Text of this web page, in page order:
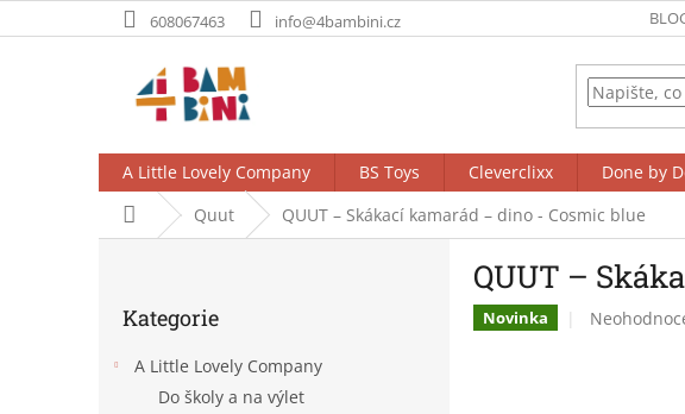
na
608067463 info@4bambini.cz
A Little Lovely Company BS Toys Cleverclixx Done by
Domů Quut QUUT – Skákací kamarád – dino - Cosmic blue
kategorie
Kategorie
A Little Lovely Company
Do školy a na výlet
QUUT –
Novinka
Průměrné